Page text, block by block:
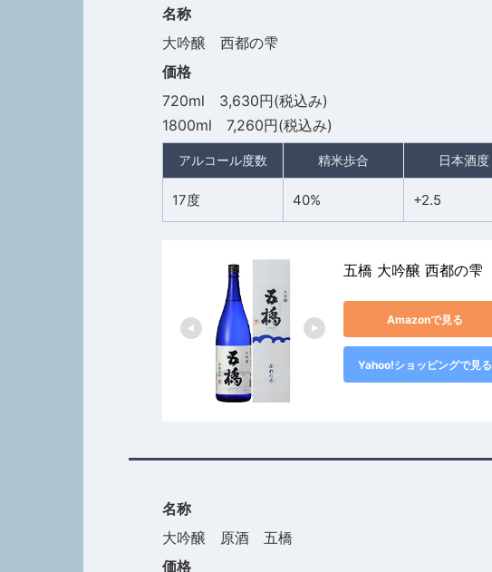
名称
大吟醸 西都の雫
価格
720ml 3,630円(税込み)
1800ml 7,260円(税込み)
アルコール度数 精米歩合 日本酒度
17度 40% +2.5
五橋 大吟醸 西都の雫
Amazonで見る
Yahoo!ショッピングで見る
名称
大吟醸 原酒 五橋
価格